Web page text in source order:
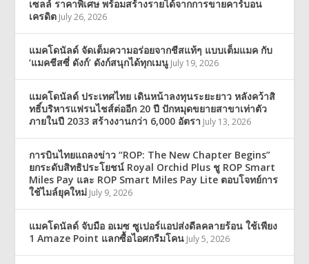
เซลล์ ราคาพิเศษ พร้อมสร้างรายได้จากการขายคาร์บอน
เครดิต July 26, 2026
แมคโดนัลด์ จัดเต็มความอร่อยจากชีสแท้ๆ แบบเต็มแมค กับ
‘แมคชีสซี่ ดังก์’ ดังก์สนุกได้ทุกเมนู July 19, 2026
แมคโดนัลด์ ประเทศไทย เดินหน้าลงทุนระยะยาว หลังคว้าสิ
ทธิ์บริหารแฟรนไชส์ต่ออีก 20 ปี ปักหมุดขยายสาขาเท่าตัว
ภายในปี 2033 สร้างงานกว่า 6,000 อัตรา July 13, 2026
การบินไทยแถลงข่าว “ROP: The New Chapter Begins”
ยกระดับสิทธิประโยชน์ Royal Orchid Plus ชู ROP Smart
Miles Pay และ ROP Smart Miles Pay Lite ตอบโจทย์การ
ใช้ไมล์ยุคใหม่ July 9, 2026
แมคโดนัลด์ จับมือ อเมซ ซูเปอร์แอปส่งดีลคลายร้อน ใช้เพียง
1 Amaze Point แลกซื้อไอศกรีมโคน July 5, 2026